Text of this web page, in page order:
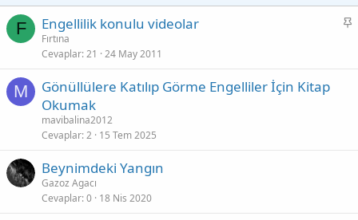
F
S
Engellilik konulu videolar
Fırtına
Cevaplar 21 24 May 2011
M
Gönüllülere Katılıp Görme Engelliler İçin Kitap
Okumak
mavibalina2012
Cevaplar 2 15 Tem 2025
Beynimdeki Yangın
Gazoz Agacı
Cevaplar 0 18 Nis 2020